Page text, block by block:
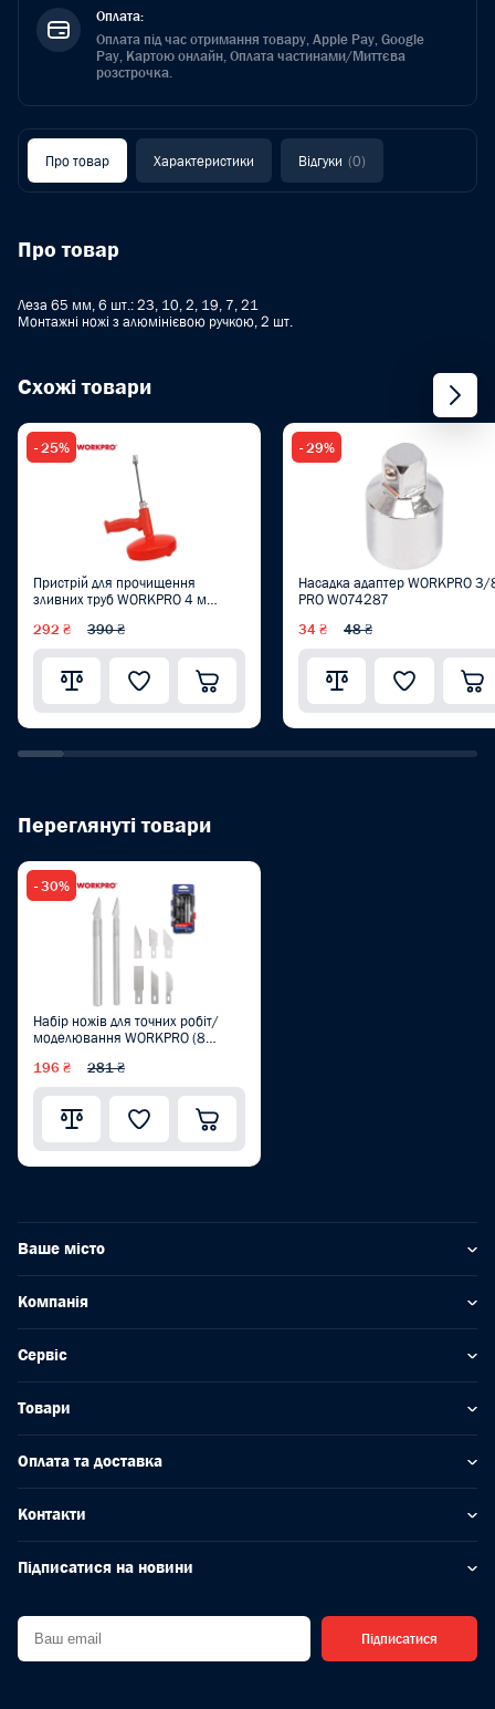
Оплата:
Оплата під час отримання товару, Apple Pay, Google
Pay, Картою онлайн, Оплата частинами/Миттєва
розстрочка.
Про товар Характеристики Відгуки (0)
Про товар
Леза 65 мм, 6 шт.: 23, 10, 2, 19, 7, 21
Монтажні ножі з алюмінієвою ручкою, 2 шт.
Схожі товари
- 25%
Пристрій для прочищення
зливних труб WORKPRO 4 м
292 ₴ 390 ₴
- 29%
Насадка адаптер WORKPRO 3/
PRO W074287
34 ₴ 48 ₴
Переглянуті товари
- 30%
Набір ножів для точних робіт/
моделювання WORKPRO (8
196 ₴ 281 ₴
Ваше місто
Компанія
Сервіс
Товари
Оплата та доставка
Контакти
Підписатися на новини
Підписатися